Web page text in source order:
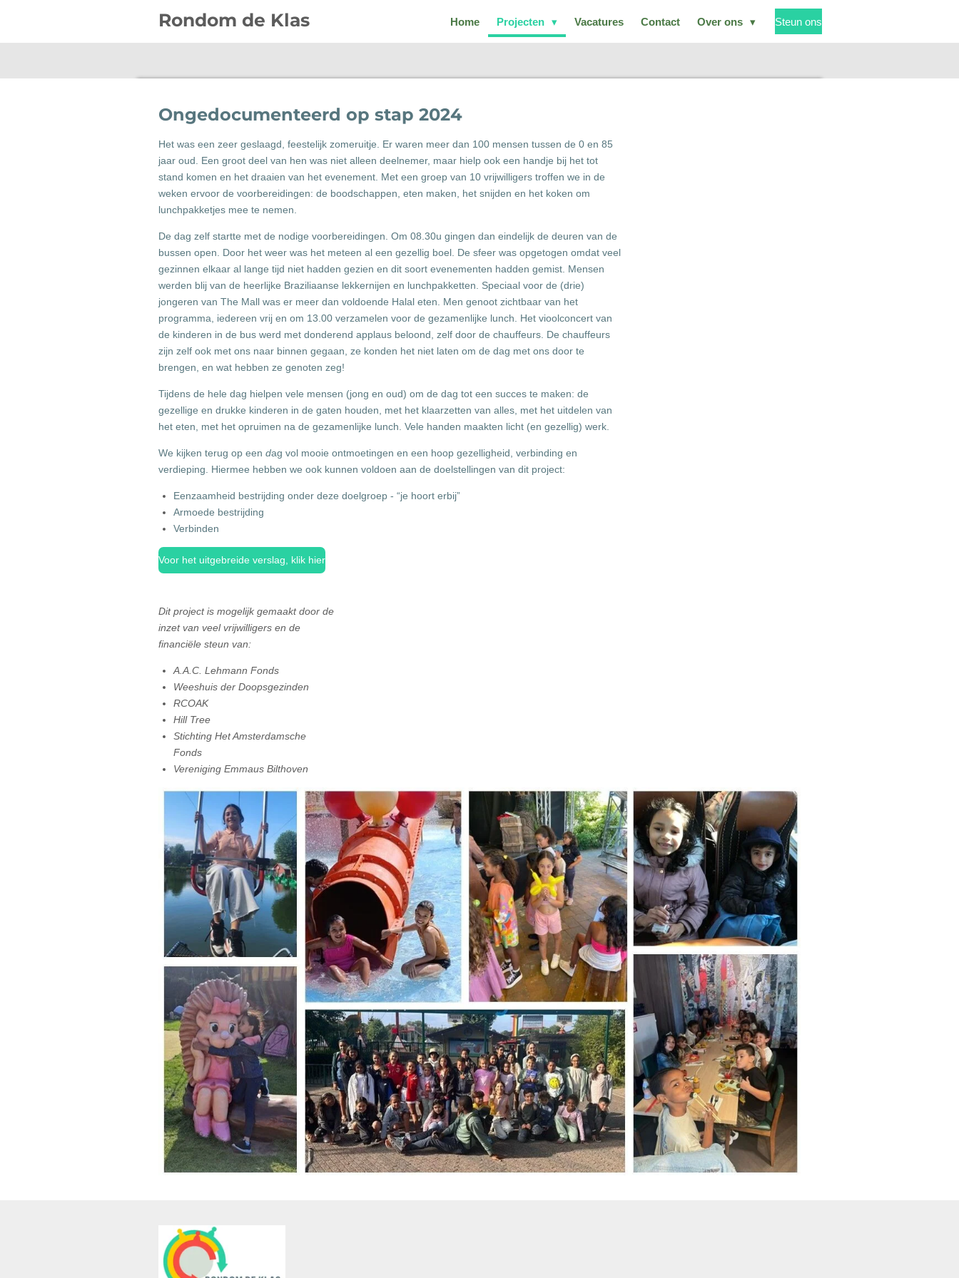
hoofdinhoud
Rondom de Klas Home Projecten Vacatures Contact Over ons Steun ons
Ongedocumenteerd op stap 2024
Het was een zeer geslaagd, feestelijk zomeruitje. Er waren meer dan 100 mensen tussen de 0 en 85
jaar oud. Een groot deel van hen was niet alleen deelnemer, maar hielp ook een handje bij het tot
stand komen en het draaien van het evenement. Met een groep van 10 vrijwilligers troffen we in de
weken ervoor de voorbereidingen: de boodschappen, eten maken, het snijden en het koken om
lunchpakketjes mee te nemen.
De dag zelf startte met de nodige voorbereidingen. Om 08.30u gingen dan eindelijk de deuren van de
bussen open. Door het weer was het meteen al een gezellig boel. De sfeer was opgetogen omdat veel
gezinnen elkaar al lange tijd niet hadden gezien en dit soort evenementen hadden gemist. Mensen
werden blij van de heerlijke Braziliaanse lekkernijen en lunchpakketten. Speciaal voor de (drie)
jongeren van The Mall was er meer dan voldoende Halal eten. Men genoot zichtbaar van het
programma, iedereen vrij en om 13.00 verzamelen voor de gezamenlijke lunch. Het vioolconcert van
de kinderen in de bus werd met donderend applaus beloond, zelf door de chauffeurs. De chauffeurs
zijn zelf ook met ons naar binnen gegaan, ze konden het niet laten om de dag met ons door te
brengen, en wat hebben ze genoten zeg!
Tijdens de hele dag hielpen vele mensen (jong en oud) om de dag tot een succes te maken: de
gezellige en drukke kinderen in de gaten houden, met het klaarzetten van alles, met het uitdelen van
het eten, met het opruimen na de gezamenlijke lunch. Vele handen maakten licht (en gezellig) werk.
We kijken terug op een dag vol mooie ontmoetingen en een hoop gezelligheid, verbinding en
verdieping. Hiermee hebben we ook kunnen voldoen aan de doelstellingen van dit project:
Eenzaamheid bestrijding onder deze doelgroep - “je hoort erbij”
Armoede bestrijding
Verbinden
Voor het uitgebreide verslag, klik hier
Dit project is mogelijk gemaakt door de
inzet van veel vrijwilligers en de
financiële steun van:
A.A.C. Lehmann Fonds
Weeshuis der Doopsgezinden
RCOAK
Hill Tree
Stichting Het Amsterdamsche
Fonds
Vereniging Emmaus Bilthoven